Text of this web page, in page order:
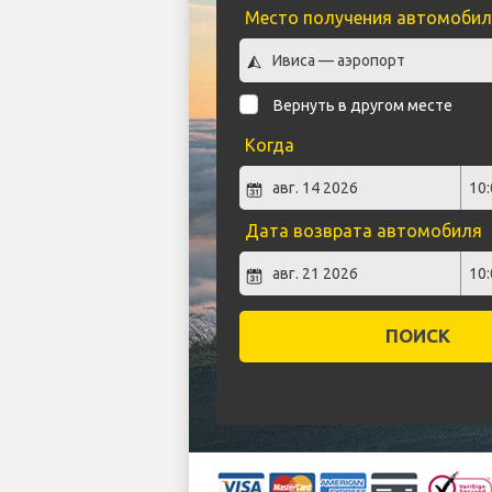
Место получения
Вернуть в другом месте
Когда
Дата возврата автомобиля
ПОИСК